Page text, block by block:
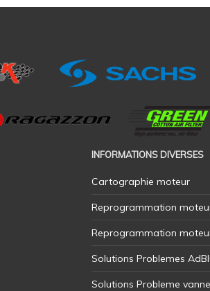
INFORMATIONS DIVERSES
Cartographie moteur
Reprogrammation
Reprogrammation
Solutions Problemes
Solutions Probleme